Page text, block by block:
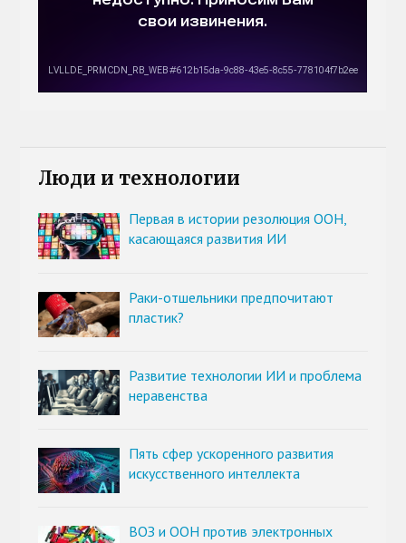
Люди и технологии
Первая в истории резолюция ООН,
касающаяся развития ИИ
Раки-отшельники предпочитают
пластик?
Развитие технологии ИИ и проблема
неравенства
Пять сфер ускоренного развития
искусственного интеллекта
ВОЗ и ООН против электронных